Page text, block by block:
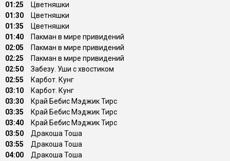
01:25
Цветняшки
01:30
Цветняшки
01:35
Цветняшки
01:40
Пакман в мире привидений
02:05
Пакман в мире привидений
02:25
Пакман в мире привидений
02:50
Забезу. Уши с хвостиком
02:55
Карбот. Кунг
03:10
Карбот. Кунг
03:30
Край Бебис Мэджик Тирс
03:35
Край Бебис Мэджик Тирс
03:40
Край Бебис Мэджик Тирс
03:50
Дракоша Тоша
03:55
Дракоша Тоша
04:00
Дракоша Тоша